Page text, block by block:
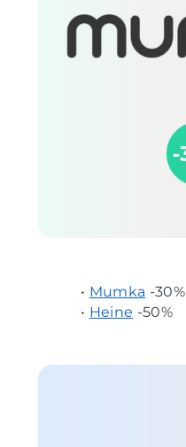
• Mumka -30%
• Heine -50%